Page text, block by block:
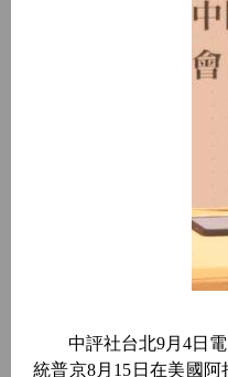
中評社台北9月4日電
統普京8月15日在美國